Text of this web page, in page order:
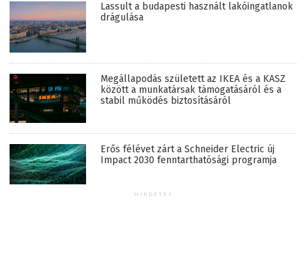
Lassult a budapesti használt lakóingatlanok
drágulása
Megállapodás született az IKEA és a KASZ
között a munkatársak támogatásáról és a
stabil működés biztosításáról
Erős félévet zárt a Schneider Electric új
Impact 2030 fenntarthatósági programja
HIRDETÉS